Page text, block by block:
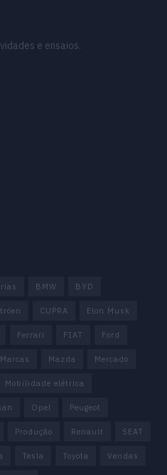
e ensaios.
BMW BYD
CUPRA Elon Musk
Ferrari FIAT Ford
Marcas Mazda Mercado
Mobilidade elétrica
Opel Peugeot
Produção Renault SEAT
Tesla Toyota Vendas